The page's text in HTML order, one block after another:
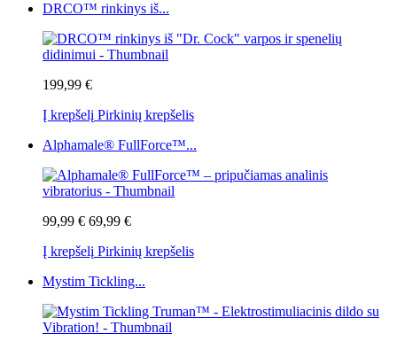
DRCO™ rinkinys iš...
199,99 €
Į krepšelį Pirkinių krepšelis
Alphamale® FullForce™...
99,99 € 69,99 €
Į krepšelį Pirkinių krepšelis
Mystim Tickling...